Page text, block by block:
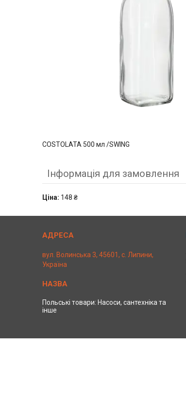
COSTOLATA 500 мл /SWING
Інформація для замовлення
Ціна: 148 ₴
вул. Волинська 3, 45601, с. Липини,
Україна
Польські товари: Насоси, сантехніка та
інше